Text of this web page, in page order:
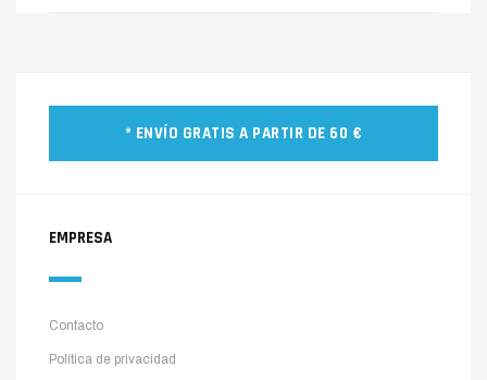
* ENVÍO GRATIS A PARTIR DE 60 €
EMPRESA
Contacto
Política de privacidad